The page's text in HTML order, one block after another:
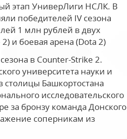
этап УниверЛиги НСЛК. В
победителей IV сезона
1 млн рублей в двух
и боевая арена (Dota 2)
в Counter-Strike 2.
университета науки и
столицы Башкортостана
исследовательского
за бронзу команда Донского
соперникам из